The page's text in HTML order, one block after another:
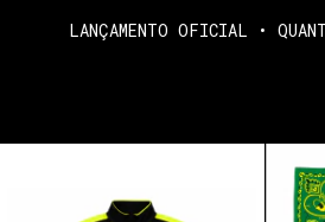
LANÇAMENTO OFICIAL •